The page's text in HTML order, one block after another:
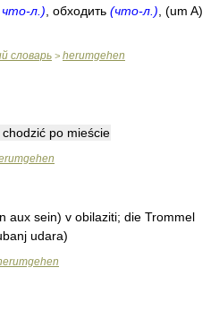
что-л.) , обходить (что-л.) , (um A)
словарь > herumgehen
po mieście
aux sein) v obilaziti; die Trommel
udara)